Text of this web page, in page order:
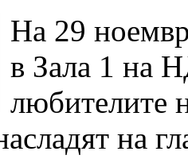
На 29
в Зала 1 на
любителите
на